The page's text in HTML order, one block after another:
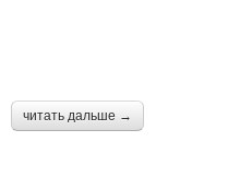
читать дальше →